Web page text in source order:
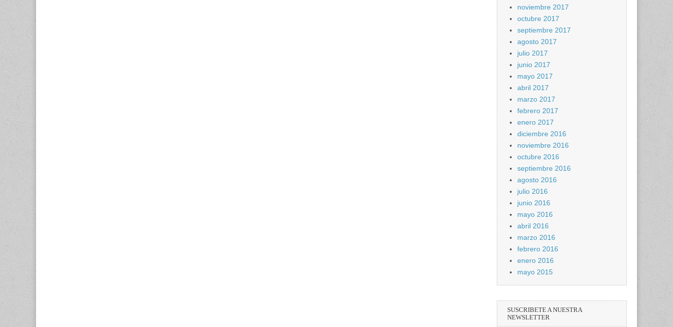
noviembre 2017
octubre 2017
septiembre 2017
agosto 2017
julio 2017
junio 2017
mayo 2017
abril 2017
marzo 2017
febrero 2017
enero 2017
diciembre 2016
noviembre 2016
octubre 2016
septiembre 2016
agosto 2016
julio 2016
junio 2016
mayo 2016
abril 2016
marzo 2016
febrero 2016
enero 2016
mayo 2015
SUSCRIBETE A NUESTRA
NEWSLETTER